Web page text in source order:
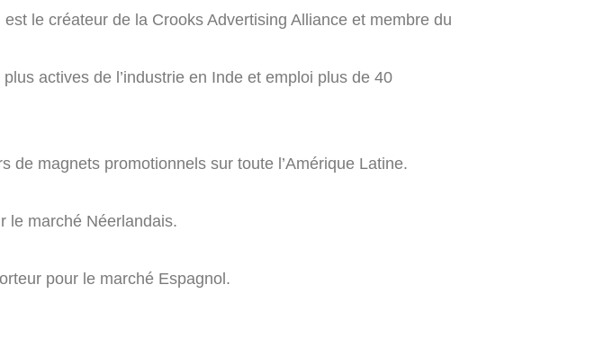
le créateur de la Crooks Advertising Alliance et membre du
actives de l’industrie en Inde et emploi plus de 40
magnets promotionnels sur toute l’Amérique Latine.
le marché Néerlandais.
pour le marché Espagnol.